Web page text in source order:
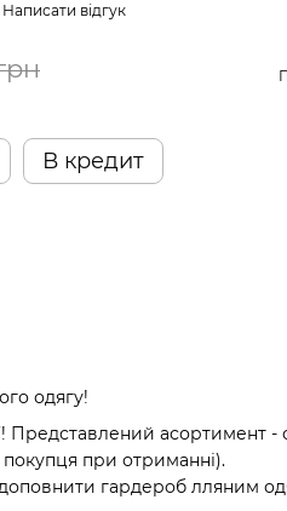
Написати відгук
В кредит
одягу!
асортимент -
при отриманні).
гардероб лляним